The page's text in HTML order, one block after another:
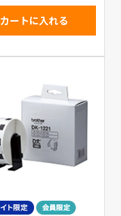
カートに入れる